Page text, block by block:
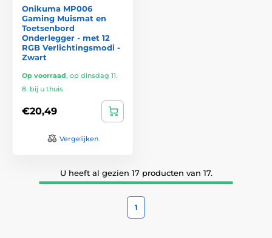
Onikuma MP006
Gaming Muismat en
Toetsenbord
Onderlegger - met 12
RGB Verlichtingsmodi -
Zwart
Op voorraad, op dinsdag 11.
8. bij u thuis
€20,49
Vergelijken
U heeft al gezien 17 producten van 17.
1